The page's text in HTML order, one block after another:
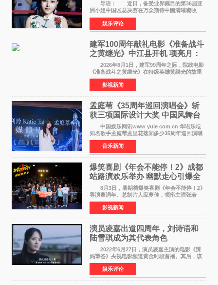
导语： 近日，备受业界瞩目的第36届亚
洲小姐中国区总决赛在万众期待中圆满璀璨收
官。整场盛典汇聚万千芳华，不仅完成了新一届
美丽代言人的加冕选拔，更在行业发展层面带来
颠覆性突破。活动
娱乐评论
建军100周年献礼电影《准备战斗
之黄继光》中江县开机 项亮月：
以光影为笔，书写英雄赞歌
2026年8月1日，建军99周年之际，院线电影
《准备战斗之黄继光》在特级英雄黄继光的故里
——四川省德阳市中江县黄继光出生地正式开
机。本片出品人、总制片人项亮月主持开机仪
式，&zwnj;特级英雄
影视新闻
孟庭苇《35周年巡回演唱会》斩
获三项国际设计大奖 中国风舞台
美学获全球认可
中国娱乐网讯www yule com cn 华语乐坛
知名歌手孟庭苇孟里花落知多少35周年巡回演唱
会再传喜讯。该演唱会先后荣获美国MUSE
Creative Awards白金奖（Platinum Winner）、
英国London Design
音乐新闻
爆笑喜剧《年会不能停！2》成都
站路演欢乐举办 幽默走心引爆全
场共鸣
8月3日，暑期档爆笑喜剧《年会不能停！2》
导演董润年、总制片人应萝佳，领衔主演张若
昀、白客，惊喜出演庄达菲，特别主演孙艺洲，
特别出演田雨，友情出演欧阳奋强出席成都路
演，与观众近距离互
影视新闻
演员凌嘉出道四周年，刘诗语和
陆雪琪成为其代表角色
2022年6月27日，演员凌嘉主演的电影《辣
妈犟爸》央视电影频道黄金时段首播。其后，该
电影在央视电影频道多次复播（2022年8月10
日，2022年9月30日，2023年7月17日，2025年7
月14日）。除了多次复
娱乐评论